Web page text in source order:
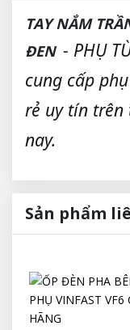
TAY NẮM
ĐEN - PHỤ
cung cấp
rẻ uy tín
nay.
Sản phẩm